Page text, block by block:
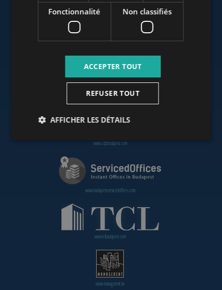
www.budapestluxuryapartments.hu
www.budapestoffices.net
www.cdpbudapest.com
www.budapestservicedoffices.com
www.tclbudapest.com
www.managerent.hu
Fonctionnalité Non classifiés
ACCEPTER TOUT
REFUSER TOUT
AFFICHER LES DÉTAILS